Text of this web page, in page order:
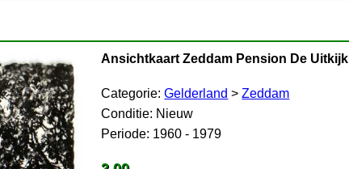
Ansichtkaart Zeddam Pension De Uitkijk
Categorie:Gelderland >Zeddam
Conditie: Nieuw
Periode: 1960 - 1979